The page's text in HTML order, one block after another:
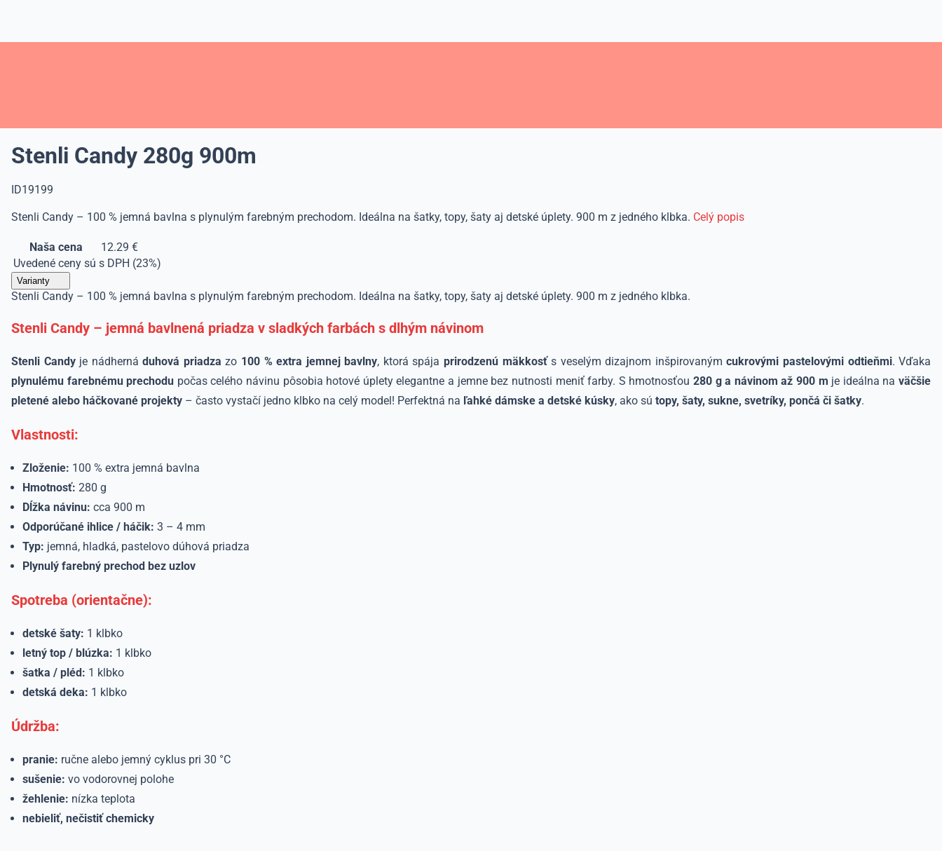
Stenli Candy 280g 900m
ID19199
Stenli Candy – 100 % jemná bavlna s plynulým farebným prechodom. Ideálna na šatky, topy, šaty aj detské úplety. 900 m z jedného klbka. Celý popis
Naša cena
12.29 €
Uvedené ceny sú s DPH (23%)
Varianty
Stenli Candy – 100 % jemná bavlna s plynulým farebným prechodom. Ideálna na šatky, topy, šaty aj detské úplety. 900 m z jedného klbka.
Stenli Candy – jemná bavlnená priadza v sladkých farbách s dlhým návinom
Stenli Candyje nádhernáduhová priadza zo 100 % extra jemnej bavlny, ktorá spája prirodzenú mäkkosťs veselým dizajnom inšpirovanýmcukrovými pastelovými odtieňmi. Vďaka
plynulému farebnému prechodu počas celého návinu pôsobia hotové úplety elegantne a jemne bez nutnosti meniť farby. S hmotnosťou 280 g a návinom až 900 m je ideálna naväčšie
pletené alebo háčkované projekty – často vystačí jedno klbko na celý model! Perfektná na ľahké dámske a detské kúsky, ako sú topy, šaty, sukne, svetríky, pončá či šatky.
Vlastnosti:
Zloženie: 100 % extra jemná bavlna
Hmotnosť: 280 g
Dĺžka návinu: cca 900 m
Odporúčané ihlice / háčik: 3 – 4 mm
Typ: jemná, hladká, pastelovo dúhová priadza
Plynulý farebný prechod bez uzlov
Spotreba (orientačne):
detské šaty: 1 klbko
letný top / blúzka: 1 klbko
šatka / pléd: 1 klbko
detská deka: 1 klbko
Údržba:
pranie: ručne alebo jemný cyklus pri 30 °C
sušenie: vo vodorovnej polohe
žehlenie: nízka teplota
nebieliť, nečistiť chemicky